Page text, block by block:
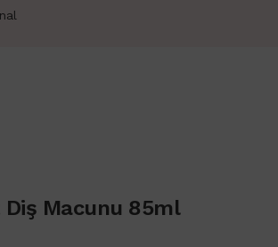
Macunu 85ml